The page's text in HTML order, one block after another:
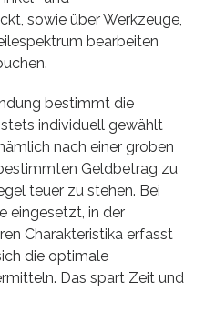
sowie über Werkzeuge,
bearbeiten
bestimmt die
individuell gewählt
nach einer groben
Geldbetrag zu
teuer zu stehen. Bei
eingesetzt, in der
Charakteristika erfasst
die optimale
Das spart Zeit und